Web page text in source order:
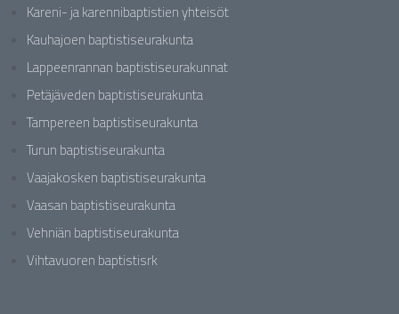
Kareni- ja karennibaptistien yhteisöt
Kauhajoen baptistiseurakunta
Lappeenrannan baptistiseurakunnat
Petäjäveden baptistiseurakunta
Tampereen baptistiseurakunta
Turun baptistiseurakunta
Vaajakosken baptistiseurakunta
Vaasan baptistiseurakunta
Vehniän baptistiseurakunta
Vihtavuoren baptistisrk